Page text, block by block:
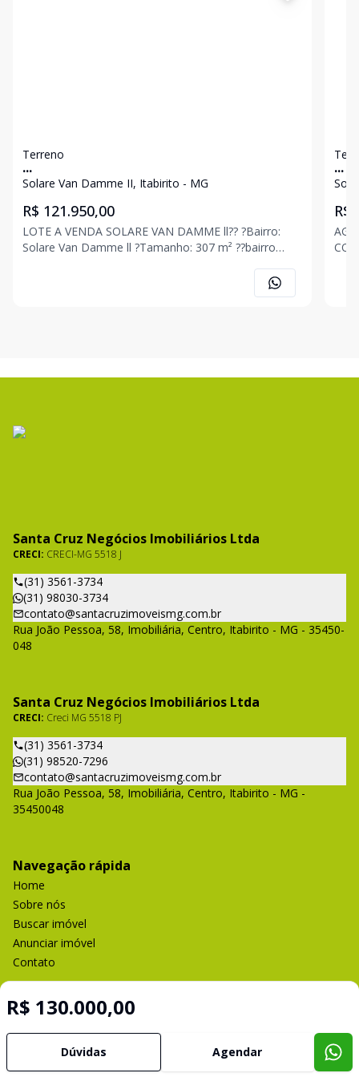
Terreno
...
Solare Van Damme II, Itabirito - MG
R$ 121.950,00
LOTE A VENDA SOLARE VAN DAMME ll?? ?Bairro:
Solare Van Damme ll ?Tamanho: 307 m² ??bairro
parcelas de R$ 830,00 Agende uma visita com
...
R$
R$ 130.000,00
Dúvidas Agendar
Santa Cruz Negócios Imobiliários Ltda
CRECI: CRECI-MG 5518 J
(31) 3561-3734
(31) 98030-3734
contato@santacruzimoveismg.com.br
Rua João Pessoa, 58, Imobiliária, Centro, Itabirito - MG - 35450-
048
Santa Cruz Negócios Imobiliários Ltda
CRECI: Creci MG 5518 PJ
(31) 3561-3734
(31) 98520-7296
contato@santacruzimoveismg.com.br
Rua João Pessoa, 58, Imobiliária, Centro, Itabirito - MG -
35450048
Navegação rápida
Home
Sobre nós
Buscar imóvel
Anunciar imóvel
Contato
Selo de Tecnologia Loft